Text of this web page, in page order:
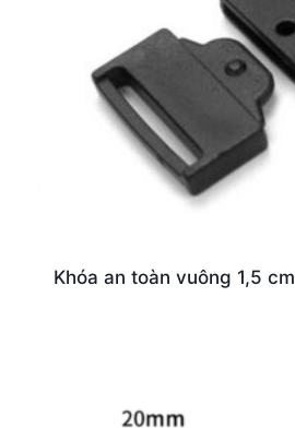
Khóa an toàn vuông 1,5